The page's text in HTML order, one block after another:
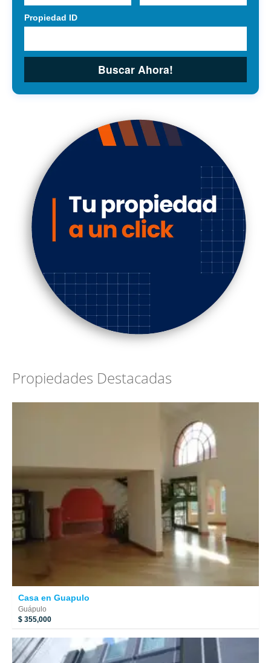
Propiedad ID
Buscar Ahora!
Propiedades Destacadas
Casa en Guapulo
Guápulo
$ 355,000